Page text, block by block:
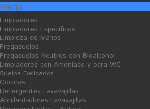
Menu
Limpiadores
Limpiadores Específicos
Limpieza de Manos
Fregasuelos
Fregasuelos Neutros con Bioalcohol
LImpiadores con Amoniaco y para WC
Suelos Delicados
Cocinas
Detergentes Lavavajillas
Abrillantadores Lavavajillas
V
E
N
T